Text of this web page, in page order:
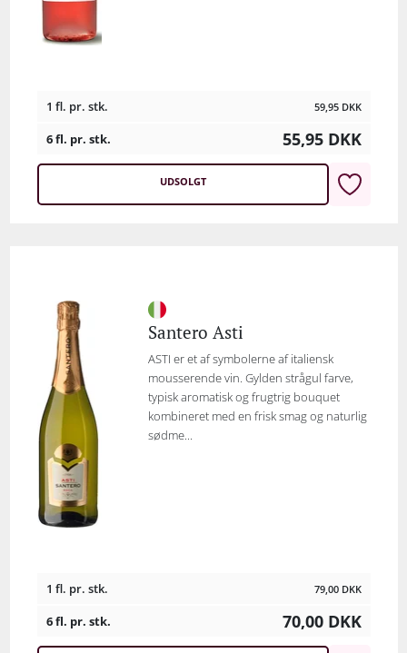
1 fl. pr. stk. 59,95 DKK
6 fl. pr. stk. 55,95 DKK
UDSOLGT
Santero Asti
ASTI er et af symbolerne af italiensk
mousserende vin. Gylden strågul farve,
typisk aromatisk og frugtrig bouquet
kombineret med en frisk smag og naturlig
sødme...
1 fl. pr. stk. 79,00 DKK
6 fl. pr. stk. 70,00 DKK